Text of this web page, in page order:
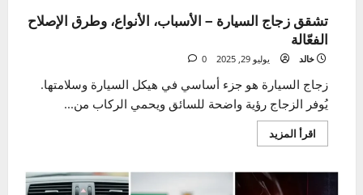
للسفر
العناية الداخلية والخارجية
تشقق زجاج السيارة – الأسباب، الأنواع، وطرق الإصلاح
يوليو 29, 2025